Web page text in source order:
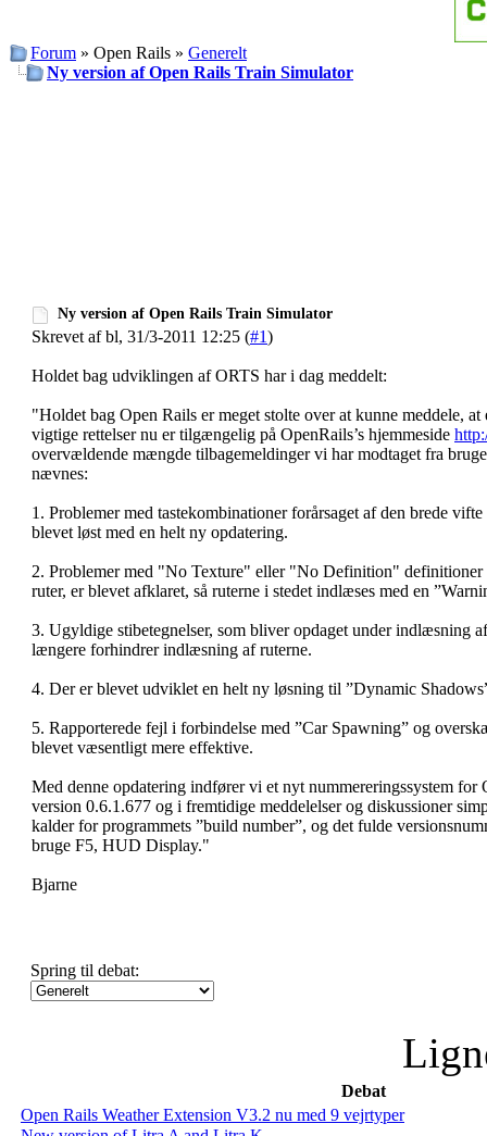
Forum » Open Rails » Generelt
Ny version af Open Rails Train Simulator
Ny version af Open Rails Train Simulator
Skrevet af bl, 31/3-2011 12:25 (#1)
Holdet bag udviklingen af ORTS har i dag meddelt:
"Holdet bag Open Rails er meget stolte over at kunne meddele,
vigtige rettelser nu er tilgængelig på OpenRails’s hjemmeside
overvældende mængde tilbagemeldinger vi har modtaget fra
nævnes:
1. Problemer med tastekombinationer forårsaget af den brede
blevet løst med en helt ny opdatering.
2. Problemer med "No Texture" eller "No Definition" definitioner
ruter, er blevet afklaret, så ruterne i stedet indlæses med en
3. Ugyldige stibetegnelser, som bliver opdaget under indlæsning
længere forhindrer indlæsning af ruterne.
4. Der er blevet udviklet en helt ny løsning til ”Dynamic
5. Rapporterede fejl i forbindelse med ”Car Spawning” og
blevet væsentligt mere effektive.
Med denne opdatering indfører vi et nyt nummereringssystem
version 0.6.1.677 og i fremtidige meddelelser og diskussioner
kalder for programmets ”build number”, og det fulde
bruge F5, HUD Display."
Bjarne
Spring til debat:
Debat
Open Rails Weather Extension V3.2 nu med 9 vejrtyper